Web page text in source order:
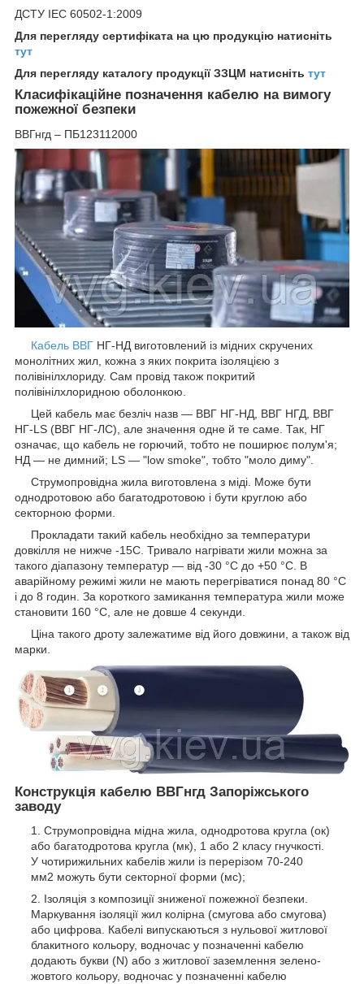
ДСТУ IEC 60502-1:2009
Для перегляду сертифіката на цю продукцію натисніть
тут
Для перегляду каталогу продукції ЗЗЦМ натисніть тут
Класифікаційне позначення кабелю на вимогу
пожежної безпеки
ВВГнгд – ПБ123112000
Кабель ВВГ НГ-НД виготовлений із мідних скручених
монолітних жил, кожна з яких покрита ізоляцією з
полівінілхлориду. Сам провід також покритий
полівінілхлоридною оболонкою.
Цей кабель має безліч назв ― ВВГ НГ-НД, ВВГ НГД, ВВГ
НГ-LS (ВВГ НГ-ЛС), але значення одне й те саме. Так, НГ
означає, що кабель не горючий, тобто не поширює полум'я;
НД — не димний; LS — "low smoke", тобто "моло диму".
Струмопровідна жила виготовлена з міді. Може бути
однодротовою або багатодротовою і бути круглою або
секторною форми.
Прокладати такий кабель необхідно за температури
довкілля не нижче -15С. Тривало нагрівати жили можна за
такого діапазону температур — від -30 °C до +50 °C. В
аварійному режимі жили не мають перегріватися понад 80 °C
і до 8 годин. За короткого замикання температура жили може
становити 160 °C, але не довше 4 секунди.
Ціна такого дроту залежатиме від його довжини, а також від
марки.
Конструкція кабелю ВВГнгд Запоріжського
заводу
Струмопровідна мідна жила, однодротова кругла (ок)
або багатодротова кругла (мк), 1 або 2 класу гнучкості.
У чотирижильних кабелів жили із перерізом 70-240
мм2 можуть бути секторної форми (мс);
Ізоляція з композиції зниженої пожежної безпеки.
Маркування ізоляції жил колірна (смугова або смугова)
або цифрова. Кабелі випускаються з нульової житлової
блакитного кольору, водночас у позначенні кабелю
додають букви (N) або з житлової заземлення зелено-
жовтого кольору, водночас у позначенні кабелю